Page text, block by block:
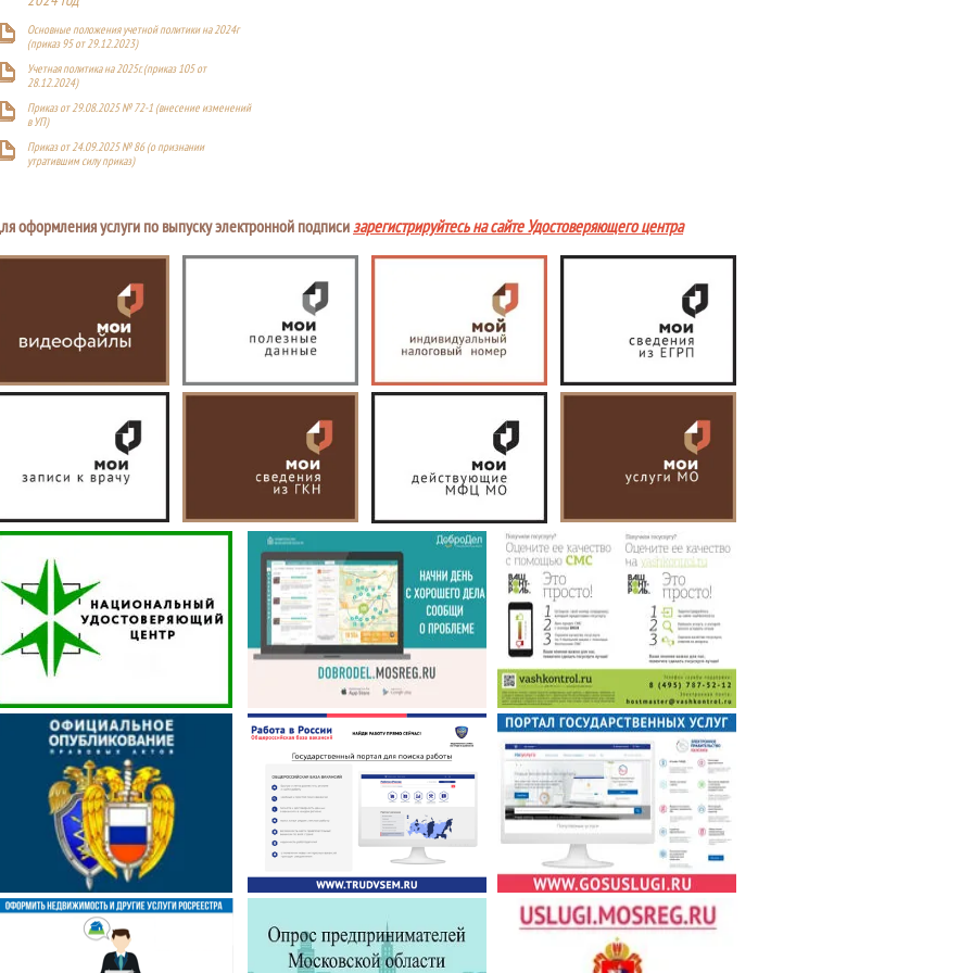
Основные положения учетной политики на 2024г
(приказ 95 от 29.12.2023)
Учетная политика на 2025г. (приказ 105 от
28.12.2024)
Приказ от 29.08.2025 № 72-1 (внесение изменений
в УП)
Приказ от 24.09.2025 № 86 (о признании
утратившим силу приказ)
оформления услуги по выпуску электронной подписизарегистрируйтесь на сайте Удостоверяющего центра